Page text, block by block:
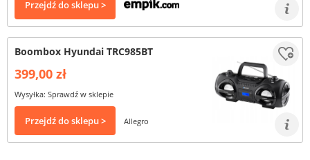
Przejdź do sklepu >
Boombox Hyundai TRC985BT
399,00 zł
Wysyłka: Sprawdź w sklepie
Przejdź do sklepu > Allegro